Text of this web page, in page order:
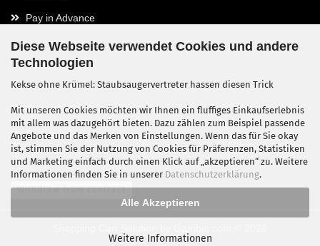
Diese Webseite verwendet Cookies und andere
Technologien
Kekse ohne Krümel: Staubsaugervertreter hassen diesen Trick
Mit unseren Cookies möchten wir Ihnen ein fluffiges Einkaufserlebnis
mit allem was dazugehört bieten. Dazu zählen zum Beispiel passende
Angebote und das Merken von Einstellungen. Wenn das für Sie okay
ist, stimmen Sie der Nutzung von Cookies für Präferenzen, Statistiken
und Marketing einfach durch einen Klick auf „akzeptieren“ zu. Weitere
Informationen finden Sie in unserer Datenschutzerklärung.
Alle Akzeptieren
Weitere Informationen
Pay in Advance
Contact
Contact / Form
Callback Service
Withdraw from contract